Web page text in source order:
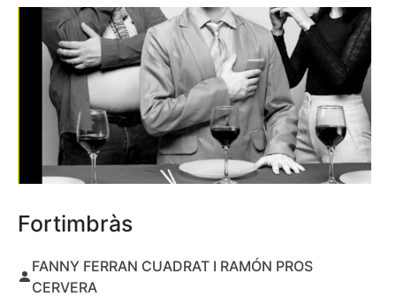
Fortimbràs
FANNY FERRAN CUADRAT I RAMÓN PROS
CERVERA